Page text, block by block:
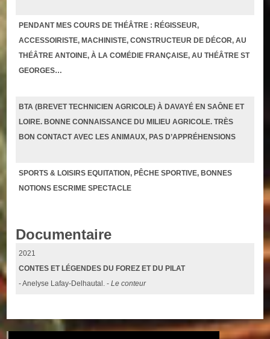
PENDANT MES COURS DE THÉÂTRE : RÉGISSEUR,
ACCESSOIRISTE, MACHINISTE, CONSTRUCTEUR DE DÉCOR, AU
THÉÂTRE ANTOINE, À LA COMÉDIE FRANÇAISE, AU THÉÂTRE ST
GEORGES…
BTA (BREVET TECHNICIEN AGRICOLE) À DAVAYÉ EN SAÔNE ET
LOIRE. BONNE CONNAISSANCE DU MILIEU AGRICOLE. TRÈS
BON CONTACT AVEC LES ANIMAUX, PAS D’APPRÉHENSIONS
SPORTS & LOISIRS EQUITATION, PÊCHE SPORTIVE, BONNES
NOTIONS ESCRIME SPECTACLE
Documentaire
2021
CONTES ET LÉGENDES DU FOREZ ET DU PILAT
- Anelyse Lafay-Delhautal. -Le conteur